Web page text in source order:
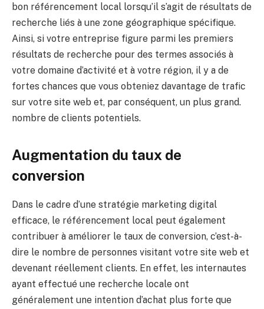
bon référencement local lorsqu’il s’agit de résultats de
recherche liés à une zone géographique spécifique.
Ainsi, si votre entreprise figure parmi les premiers
résultats de recherche pour des termes associés à
votre domaine d’activité et à votre région, il y a de
fortes chances que vous obteniez davantage de trafic
sur votre site web et, par conséquent, un plus grand.
nombre de clients potentiels.
Augmentation du taux de
conversion
Dans le cadre d’une stratégie marketing digital
efficace, le référencement local peut également
contribuer à améliorer le taux de conversion, c’est-à-
dire le nombre de personnes visitant votre site web et
devenant réellement clients. En effet, les internautes
ayant effectué une recherche locale ont
généralement une intention d’achat plus forte que